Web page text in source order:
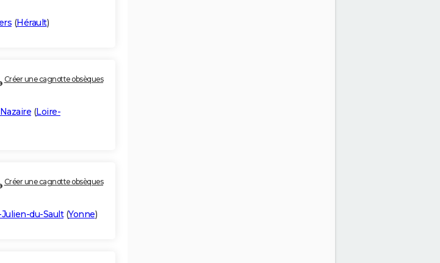
(Hérault)
Créer une cagnotte obsèques
(Loire-
Créer une cagnotte obsèques
du-Sault(Yonne)